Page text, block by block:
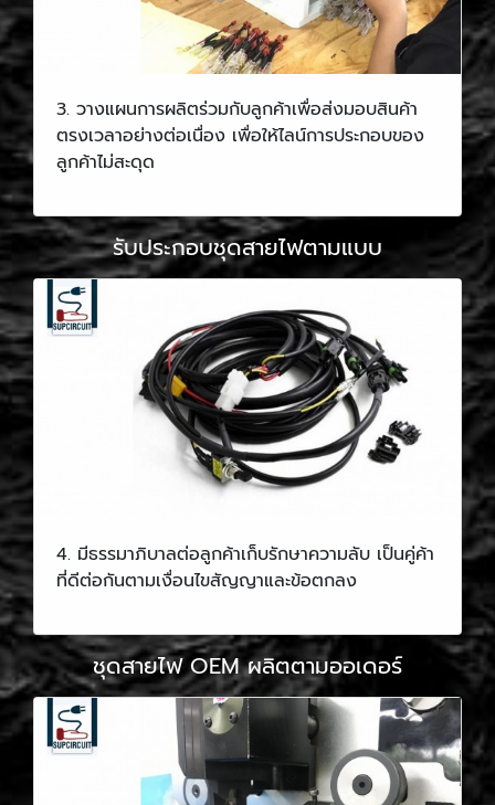
3. วางแผนการผลิตร่วมกับลูกค้าเพื่อส่งมอบสินค้า
ตรงเวลาอย่างต่อเนื่อง เพื่อให้ไลน์การประกอบของ
ลูกค้าไม่สะดุด
รับประกอบชุดสายไฟตามแบบ
4. มีธรรมาภิบาลต่อลูกค้าเก็บรักษาความลับ เป็นคู่ค้า
ที่ดีต่อกันตามเงื่อนไขสัญญาและข้อตกลง
ชุดสายไฟ OEM ผลิตตามออเดอร์